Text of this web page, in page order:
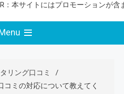
：本サイトにはプロモーションが含
リング口コミ
コミの対応について教えてく